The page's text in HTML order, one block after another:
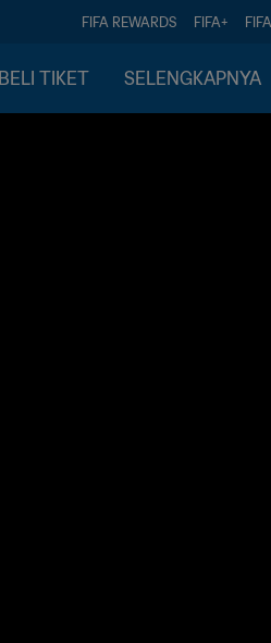
FIFA REWARDS FIFA+
BELI TIKET SELENGKAPNYA